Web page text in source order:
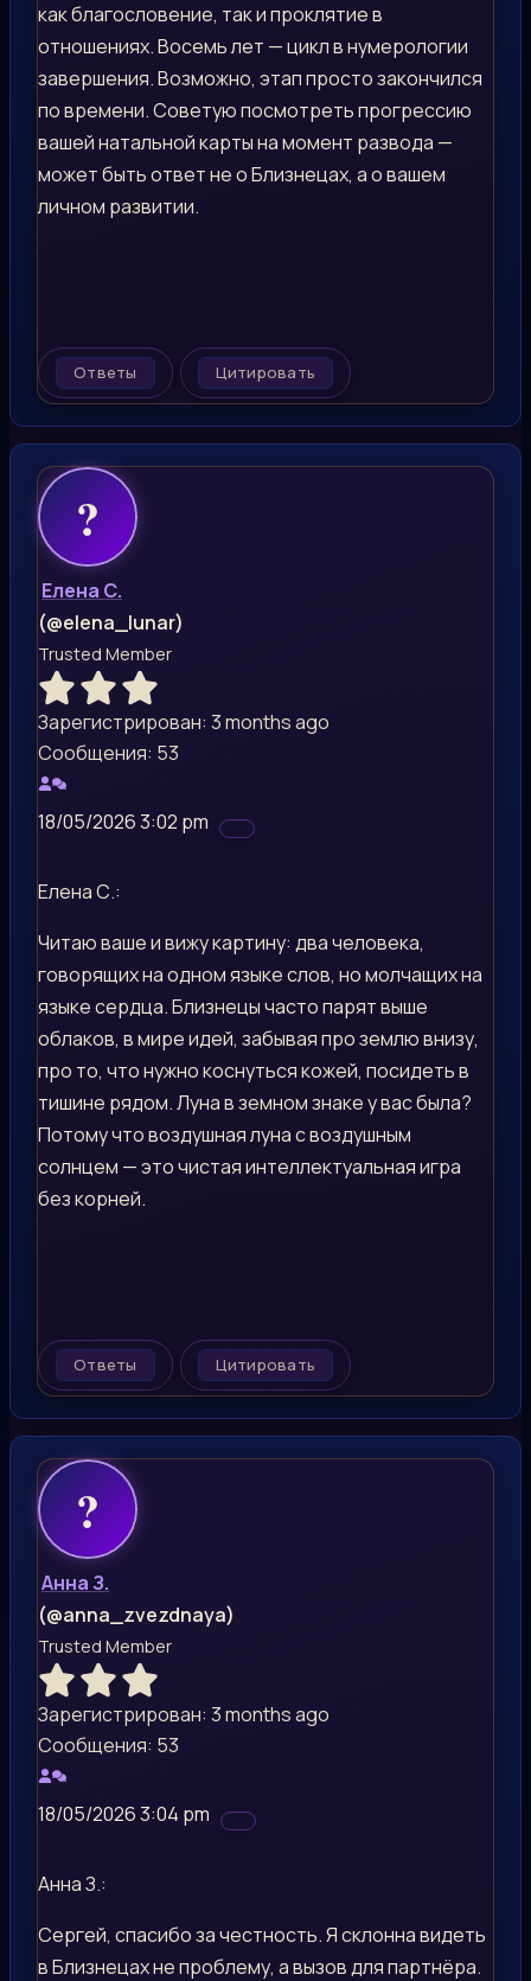
как благословение, так и проклятие в
отношениях. Восемь лет — цикл в нумерологии
завершения. Возможно, этап просто закончился
по времени. Советую посмотреть прогрессию
вашей натальной карты на момент развода —
может быть ответ не о Близнецах, а о вашем
личном развитии.
Ответы Цитировать
Елена С.
(@elena_lunar)
Trusted Member
Зарегистрирован: 3 months ago
Сообщения: 53
18/05/2026 3:02 pm
Елена С.:
Читаю ваше и вижу картину: два человека,
говорящих на одном языке слов, но молчащих на
языке сердца. Близнецы часто парят выше
облаков, в мире идей, забывая про землю внизу,
про то, что нужно коснуться кожей, посидеть в
тишине рядом. Луна в земном знаке у вас была?
Потому что воздушная луна с воздушным
солнцем — это чистая интеллектуальная игра
без корней.
Ответы Цитировать
Анна З.
(@anna_zvezdnaya)
Trusted Member
Зарегистрирован: 3 months ago
Сообщения: 53
18/05/2026 3:04 pm
Анна З.:
Сергей, спасибо за честность. Я склонна видеть
в Близнецах не проблему, а вызов для партнёра.